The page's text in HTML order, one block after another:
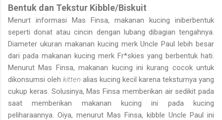
Bentuk dan Tekstur Kibble/Biskuit
Menurt informasi Mas Finsa, makanan kucing iniberbentuk
seperti donat atau cincin dengan lubang dibagian tengahnya.
Diameter ukuran makanan kucing merk Uncle Paul lebih besar
dari pada makanan kucing merk Fr*skies yang berbentuk hati.
Menurut Mas Finsa, makanan kucing ini kurang cocok untuk
dikonsumsi oleh kitten alias kucing kecil karena teksturnya yang
cukup keras. Solusinya, Mas Finsa memberikan air sedikit pada
saat memberikan makanan kucing ini pada kucing
peliharaannya. Oiya, menurut Mas Finsa, kibble Uncle Paul ini